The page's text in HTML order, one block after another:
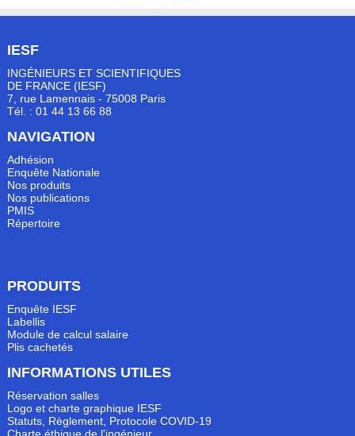
IESF
INGÉNIEURS ET SCIENTIFIQUES
DE FRANCE (IESF)
7, rue Lamennais - 75008 Paris
Tél. : 01 44 13 66 88
NAVIGATION
Adhésion
Enquête Nationale
Nos produits
Nos publications
PMIS
Répertoire
PRODUITS
Enquête IESF
Labellis
Module de calcul salaire
Plis cachetés
INFORMATIONS UTILES
Réservation salles
Logo et charte graphique IESF
Statuts, Règlement, Protocole COVID-19